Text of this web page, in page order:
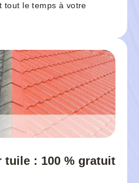
tout le temps à votre
tuile : 100 % gratuit